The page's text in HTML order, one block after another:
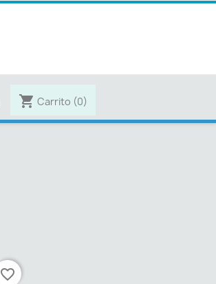
shopping_cart Carrito (0)
favorite_border